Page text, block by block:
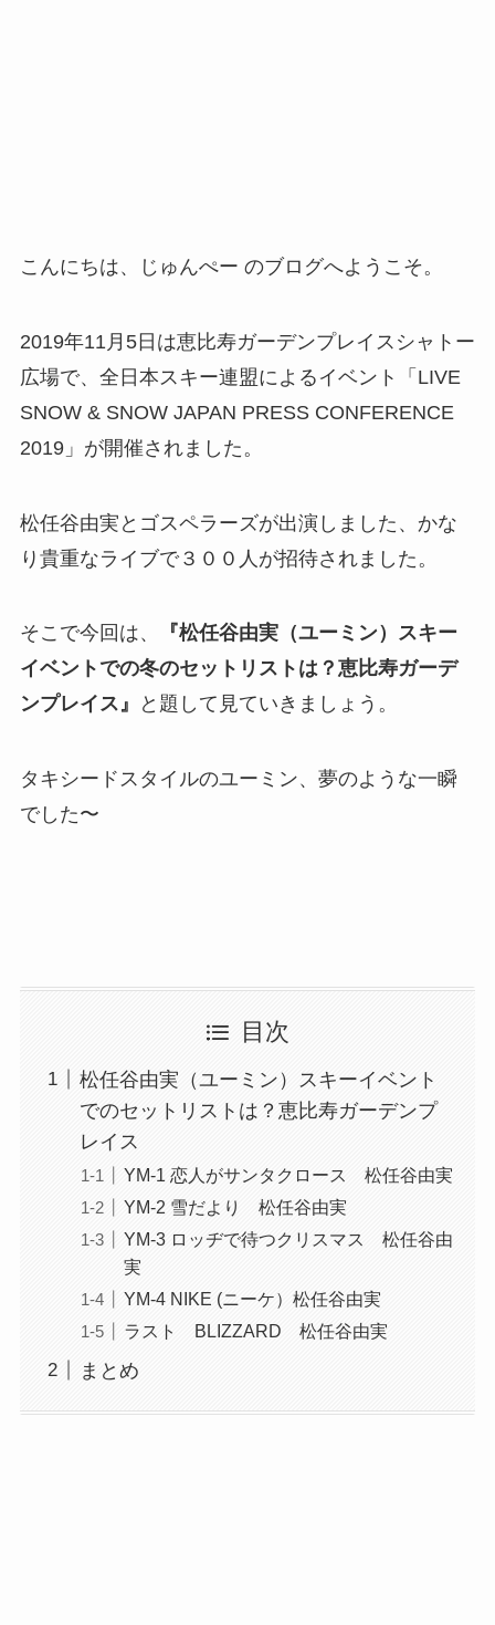
こんにちは、じゅんぺー のブログへようこそ。
2019年11月5日は恵比寿ガーデンプレイスシャトー
広場で、全日本スキー連盟によるイベント「LIVE
SNOW & SNOW JAPAN PRESS CONFERENCE
2019」が開催されました。
松任谷由実とゴスペラーズが出演しました、かな
り貴重なライブで３００人が招待されました。
そこで今回は、
『松任谷由実（ユーミン）スキー
イベントでの冬のセットリストは？恵比寿ガーデ
ンプレイス』
と題して見ていきましょう。
タキシードスタイルのユーミン、夢のような一瞬
でした〜
目次
松任谷由実（ユーミン）スキーイベント
でのセットリストは？恵比寿ガーデンプ
レイス
YM-1 恋人がサンタクロース 松任谷由実
YM-2 雪だより 松任谷由実
YM-3 ロッヂで待つクリスマス 松任谷由
実
YM-4 NIKE (ニーケ）松任谷由実
ラスト BLIZZARD 松任谷由実
まとめ